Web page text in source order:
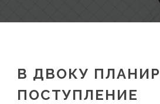
В ДВОКУ
ПОСТУПЛЕНИЕ